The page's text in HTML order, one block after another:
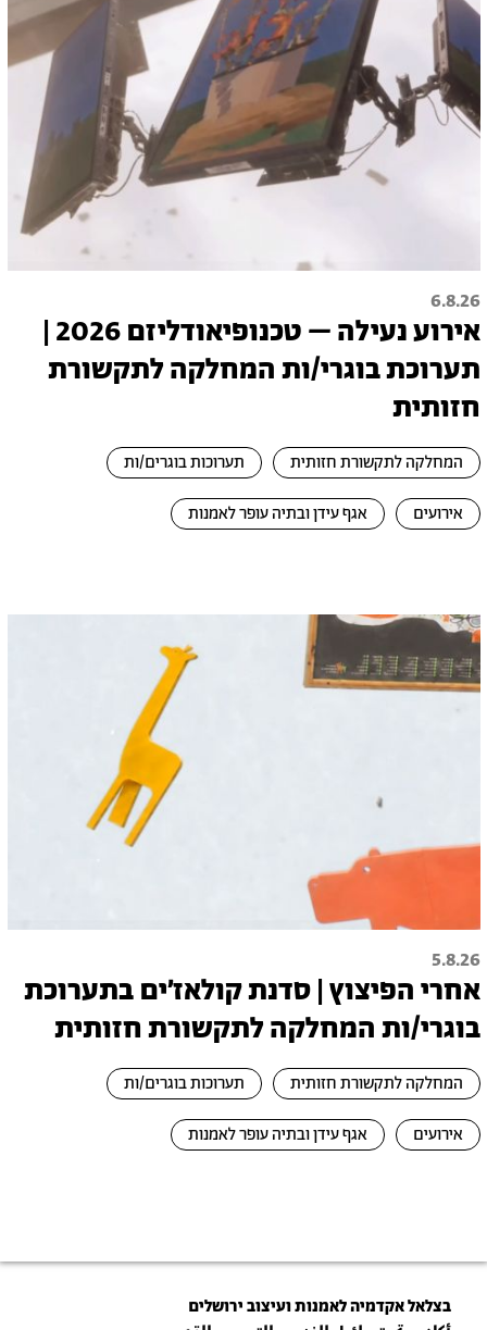
6.8.26
אירוע נעילה – טכנופיאודליזם 2026 |
תערוכת בוגרי/ות המחלקה לתקשורת
חזותית
המחלקה לתקשורת חזותית תערוכות בוגרים/ות
אירועים אגף עידן ובתיה עופר לאמנות
5.8.26
אחרי הפיצוץ | סדנת קולאז׳ים בתערוכת
בוגרי/ות המחלקה לתקשורת חזותית
המחלקה לתקשורת חזותית תערוכות בוגרים/ות
אירועים אגף עידן ובתיה עופר לאמנות
בצלאל אקדמיה לאמנות ועיצוב ירושלים